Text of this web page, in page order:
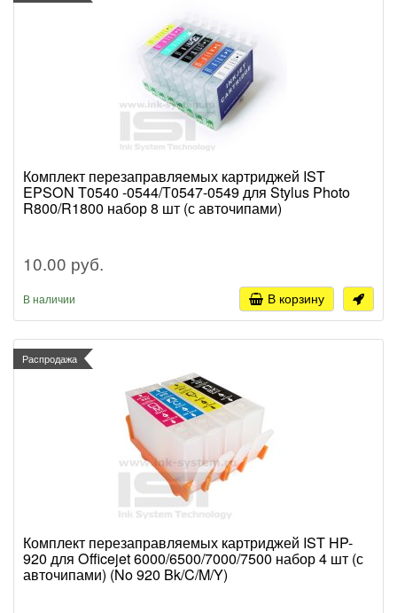
Комплект перезаправляемых картриджей IST
EPSON T0540 -0544/Т0547-0549 для Stylus Photo
R800/R1800 набор 8 шт (с авточипами)
10.00 руб.
В наличии В корзину
Распродажа
Комплект перезаправляемых картриджей IST HP-
920 для Officejet 6000/6500/7000/7500 набор 4 шт (с
авточипами) (No 920 Bk/C/M/Y)